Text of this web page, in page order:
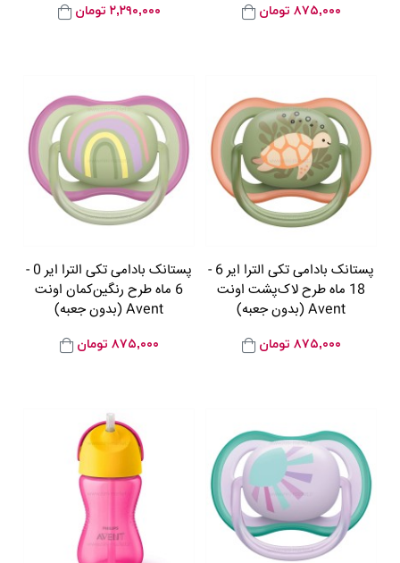
۸۷۵,۰۰۰ تومان ۲,۲۹۰,۰۰۰ تومان
پستانک بادامی تکی الترا ایر 6 -
18 ماه طرح لاک‌پشت اونت
Avent (بدون جعبه)
۸۷۵,۰۰۰ تومان
پستانک بادامی تکی الترا ایر 0 -
6 ماه طرح رنگین‌کمان اونت
Avent (بدون جعبه)
۸۷۵,۰۰۰ تومان